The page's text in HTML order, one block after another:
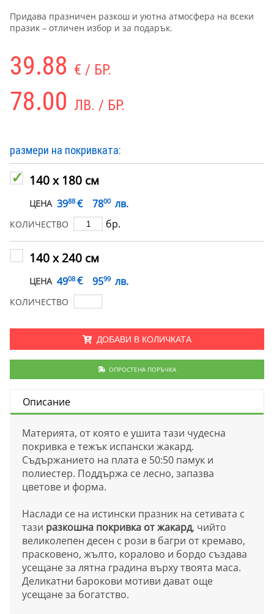
Придава празничен разкош и уютна атмосфера на всеки
празик – отличен избор и за подарък.
39.88 € / БР.
78.00 ЛВ. / БР.
размери на покривката:
140 х 180 см
ЦЕНА 3988 € 7800 лв.
КОЛИЧЕСТВО бр.
140 х 240 см
ЦЕНА 4908 € 9599 лв.
КОЛИЧЕСТВО
ДОБАВИ В КОЛИЧКАТА
ОПРОСТЕНА ПОРЪЧКА
Описание
Материята, от която е ушита тази чудесна
покривка е тежък испански жакард.
Съдържанието на плата е 50:50 памук и
полиестер. Поддържа се лесно, запазва
цветове и форма.
Наслади се на истински празник на сетивата с
тази разкошна покривка от жакард, чийто
великолепен десен с рози в багри от кремаво,
прасковено, жълто, коралово и бордо създава
усещане за лятна градина върху твоята маса.
Деликатни барокови мотиви дават още
усещане за богатство.